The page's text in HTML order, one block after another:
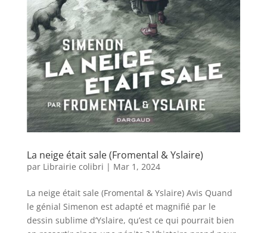
La neige était sale (Fromental & Yslaire)
par Librairie colibri | Mar 1, 2024
La neige était sale (Fromental & Yslaire) Avis Quand
le génial Simenon est adapté et magnifié par le
dessin sublime d’Yslaire, qu’est ce qui pourrait bien